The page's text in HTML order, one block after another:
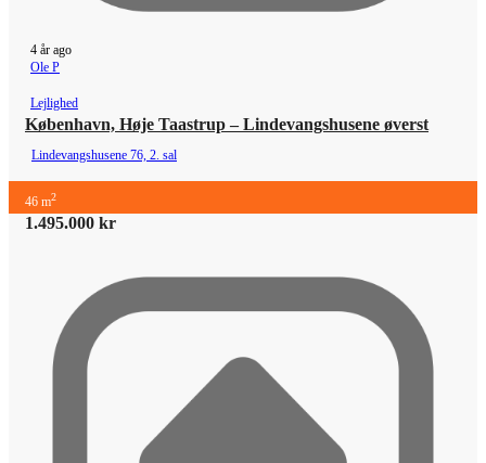
4 år ago
Ole P
Lejlighed
København, Høje Taastrup – Lindevangshusene øverst
Lindevangshusene 76, 2. sal
46 m2
1.495.000 kr